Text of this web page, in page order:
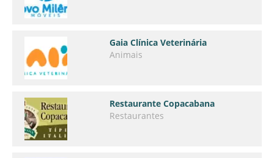
Gaia Clínica Veterinária
Animais
Restaurante Copacabana
Restaurantes